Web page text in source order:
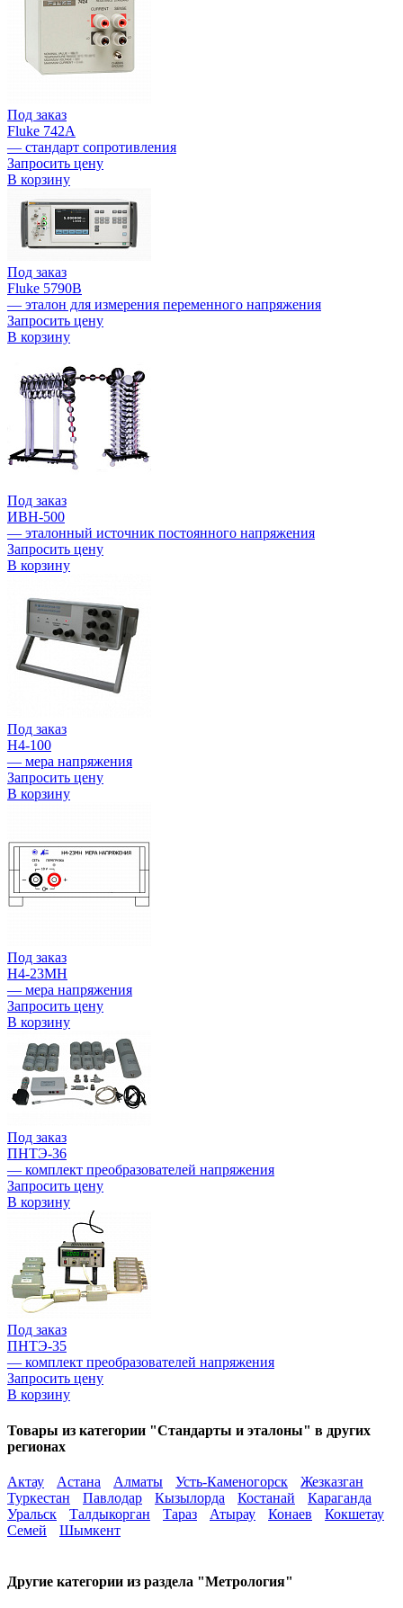
Под заказ
Fluke 742A
— стандарт сопротивления
Запросить цену
В корзину
Под заказ
Fluke 5790B
— эталон для измерения переменного напряжения
Запросить цену
В корзину
Под заказ
ИВН-500
— эталонный источник постоянного напряжения
Запросить цену
В корзину
Под заказ
Н4-100
— мера напряжения
Запросить цену
В корзину
Под заказ
Н4-23МН
— мера напряжения
Запросить цену
В корзину
Под заказ
ПНТЭ-36
— комплект преобразователей напряжения
Запросить цену
В корзину
Под заказ
ПНТЭ-35
— комплект преобразователей напряжения
Запросить цену
В корзину
Товары из категории "Стандарты и эталоны" в других
регионах
Актау Астана Алматы Усть-Каменогорск
Жезказган
Туркестан
Павлодар Кызылорда Костанай
Караганда
Уральск
Талдыкорган Тараз Атырау Конаев
Кокшетау
Семей
Шымкент
Другие категории из раздела "Метрология"